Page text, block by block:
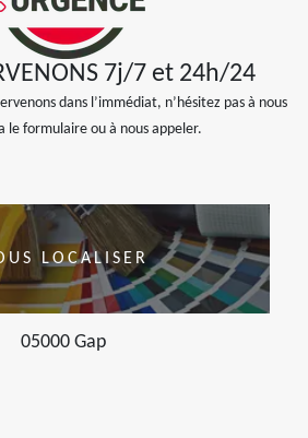
7j/7 et 24h/24
dans l’immédiat, n’hésitez pas à nous
le formulaire ou à nous appeler.
LOCALISER
05000 Gap